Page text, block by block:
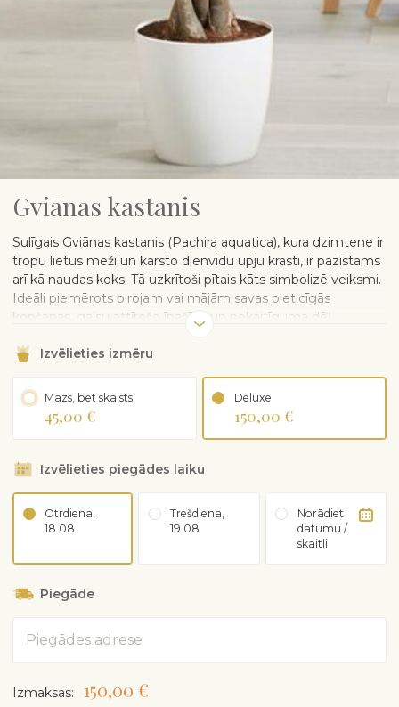
Gviānas kastanis
Sulīgais Gviānas kastanis (Pachira aquatica), kura dzimtene ir
tropu lietus meži un karsto dienvidu upju krasti, ir pazīstams
arī kā naudas koks. Tā uzkrītoši pītais kāts simbolizē veiksmi.
Ideāli piemērots birojam vai mājām savas pieticīgās
kopšanas, gaisu attīrošo īpašību un nekaitīguma dēļ.
atsevišķi.
KOPŠANAS PADOMI
Aug gaismā un ēnā. Izvairieties no tiešiem saules
pārbaudiet, vai augšējais augsnes slānis ir sauss. Iztur
īslaicīgu sausumu.
Dod priekšroku lielam mitrumam. Ik pa laikam lapas
apsmidziniet ar istabas temperatūras ūdeni.
Mēslot no pavasara līdz rudenim ar vāju mēslojumu
zaļajiem istabas augiem 1–2 reizes mēnesī.
Ātri aug. Telpās aug 1-2 m augsts.
Pavasarī pārstādiet kaktusu augsnē bez kūdras vai
dzinumus.
Dažreiz zied vai nes augļus telpās. Augļi ir ēdami.
Izvēlieties izmēru
Mazs, bet skaists
45,00 €
Deluxe
150,00 €
Izvēlieties piegādes laiku
Otrdiena,
18.08
Trešdiena,
19.08
Norādiet
datumu /
skaitli
Piegāde
Izmaksas: 150,00 €